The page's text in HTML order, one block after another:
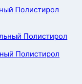
Полистирол
Полистирол